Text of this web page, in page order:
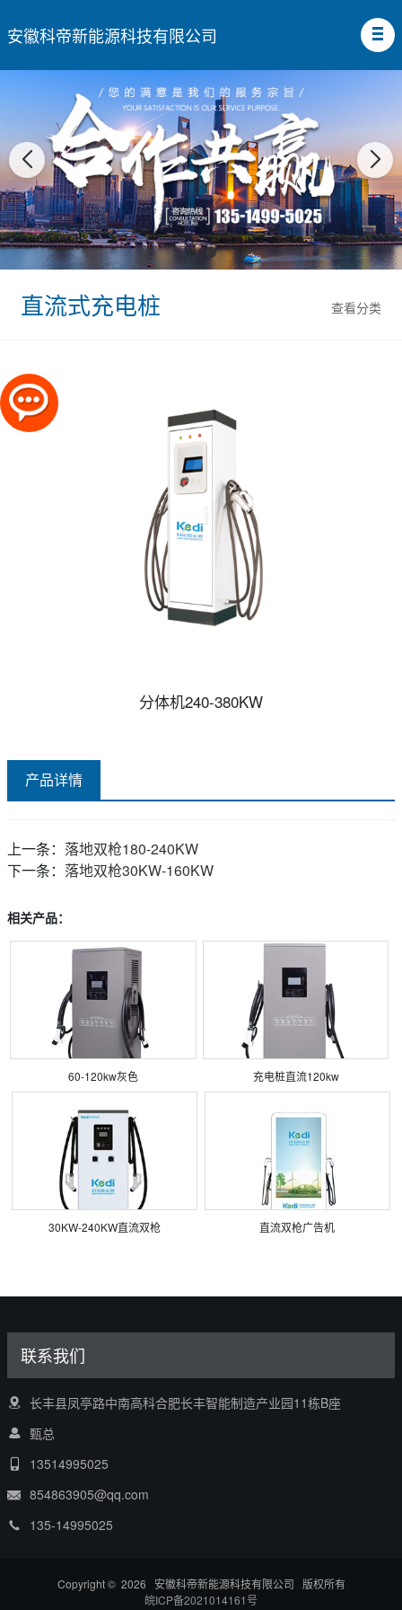
安徽科帝新能源科技有限公司
查看分类
直流式充电桩
分体机240-380KW
产品详情
上一条： 落地双枪180-240KW
下一条： 落地双枪30KW-160KW
相关产品：
60-120kw灰色 充电桩直流120kw
30KW-240KW直流双枪 直流双枪广告机
联系我们
长丰县凤亭路中南高科合肥长丰智能制造产业园11栋B座
甄总
13514995025
854863905@qq.com
135-14995025
Copyright © 2026 安徽科帝新能源科技有限公司 版权所有
皖ICP备2021014161号